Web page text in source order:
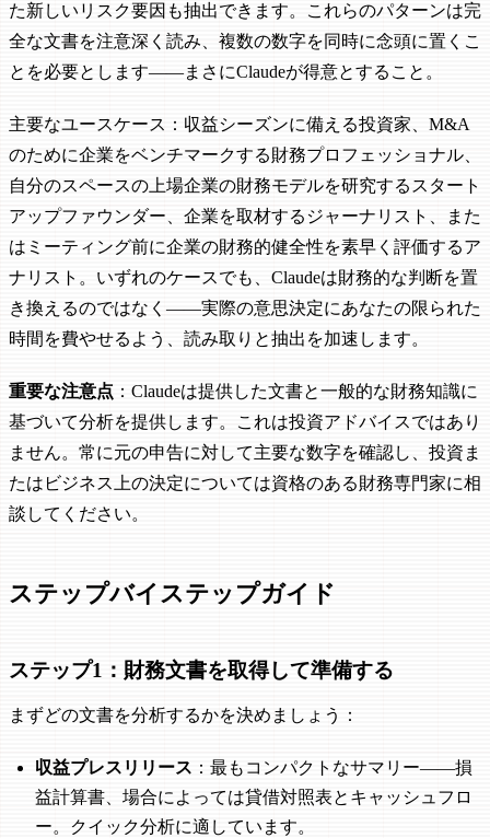
た新しいリスク要因も抽出できます。これらのパターンは完
全な文書を注意深く読み、複数の数字を同時に念頭に置くこ
とを必要とします——まさにClaudeが得意とすること。
主要なユースケース：収益シーズンに備える投資家、M&A
のために企業をベンチマークする財務プロフェッショナル、
自分のスペースの上場企業の財務モデルを研究するスタート
アップファウンダー、企業を取材するジャーナリスト、また
はミーティング前に企業の財務的健全性を素早く評価するア
ナリスト。いずれのケースでも、Claudeは財務的な判断を置
き換えるのではなく——実際の意思決定にあなたの限られた
時間を費やせるよう、読み取りと抽出を加速します。
重要な注意点 ：Claudeは提供した文書と一般的な財務知識に
基づいて分析を提供します。これは投資アドバイスではあり
ません。常に元の申告に対して主要な数字を確認し、投資ま
たはビジネス上の決定については資格のある財務専門家に相
談してください。
ステップバイステップガイド
ステップ1：財務文書を取得して準備する
まずどの文書を分析するかを決めましょう：
収益プレスリリース ：最もコンパクトなサマリー——損
益計算書、場合によっては貸借対照表とキャッシュフロ
ー。クイック分析に適しています。